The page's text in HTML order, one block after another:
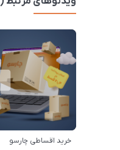
خرید اقساطی چارسو